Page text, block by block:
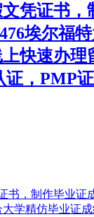
凭证书，
埃尔福
快速办理
证，PMP